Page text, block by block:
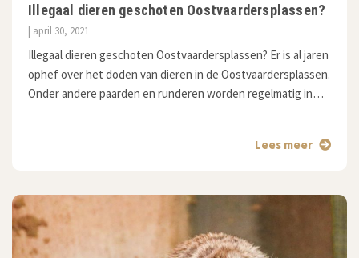
Illegaal dieren geschoten Oostvaardersplassen?
| april 30, 2021
Illegaal dieren geschoten Oostvaardersplassen? Er is al jaren
ophef over het doden van dieren in de Oostvaardersplassen.
Onder andere paarden en runderen worden regelmatig in…
Lees meer